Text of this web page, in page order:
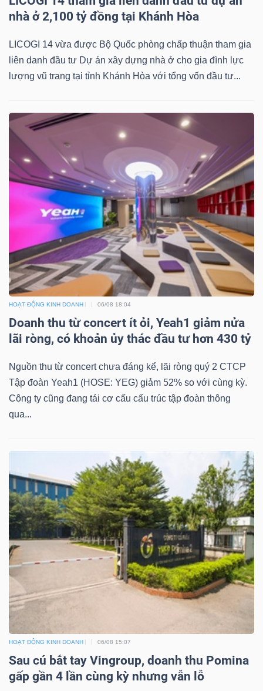
nhà ở 2,100 tỷ đồng tại Khánh Hòa
LICOGI 14 vừa được Bộ Quốc phòng chấp thuận tham gia
liên danh đầu tư Dự án xây dựng nhà ở cho gia đình lực
lượng vũ trang tại tỉnh Khánh Hòa với tổng vốn đầu tư...
HOẠT ĐỘNG KINH DOANH 06/08 18:04
Doanh thu từ concert ít ỏi, Yeah1 giảm nửa
lãi ròng, có khoản ủy thác đầu tư hơn 430 tỷ
Nguồn thu từ concert chưa đáng kể, lãi ròng quý 2 CTCP
Tập đoàn Yeah1 (HOSE: YEG) giảm 52% so với cùng kỳ.
Công ty cũng đang tái cơ cấu cấu trúc tập đoàn thông
qua...
HOẠT ĐỘNG KINH DOANH 06/08 15:07
Sau cú bắt tay Vingroup, doanh thu Pomina
gấp gần 4 lần cùng kỳ nhưng vẫn lỗ
đạo
(-)
Tin
tức
(-)
Bài
viết
của
tác
giả
(-)
Báo
cáo
tích
(-)
(-)
Dịch
vụ
(-)
Sách
tài